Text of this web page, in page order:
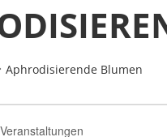
Aphrodisierende Blumen